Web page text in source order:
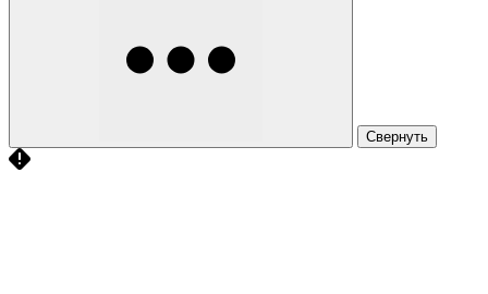
Свернуть